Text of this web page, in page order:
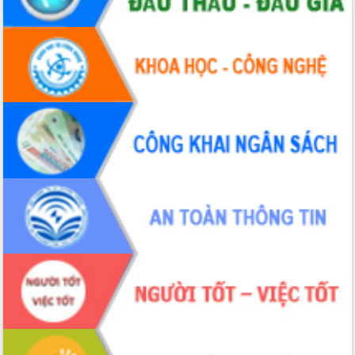
Hội thảo khoa học “Giải pháp thúc đẩy
phát triển nền kinh tế xanh tại tỉnh
Đắk Lắk”
Tăng cường giám sát, đôn đốc thực
hiện nhiệm vụ quản lý tài sản công
hàng tuần
Tháo gỡ những vướng mắc, đẩy mạnh
công tác cải cách thủ tục hành chính
tại Trung tâm Phục vụ hành chính
công tỉnh
Đắk Lắk: Tôn vinh 46 giải pháp tại Hội
thi Sáng tạo Kỹ thuật 2024 - 2025
Đắk Lắk rà soát, điều chỉnh Đề án 190
về phát triển nuôi trồng thủy sản
Phó Chủ tịch UBND tỉnh Đắk Lắk
Trương Công Thái kiểm tra thực địa
Dự án cao tốc Khánh Hòa - Buôn Ma
Thuột
Định vị cà phê Việt Nam như một “di
sản sống” trong dòng chảy toàn cầu